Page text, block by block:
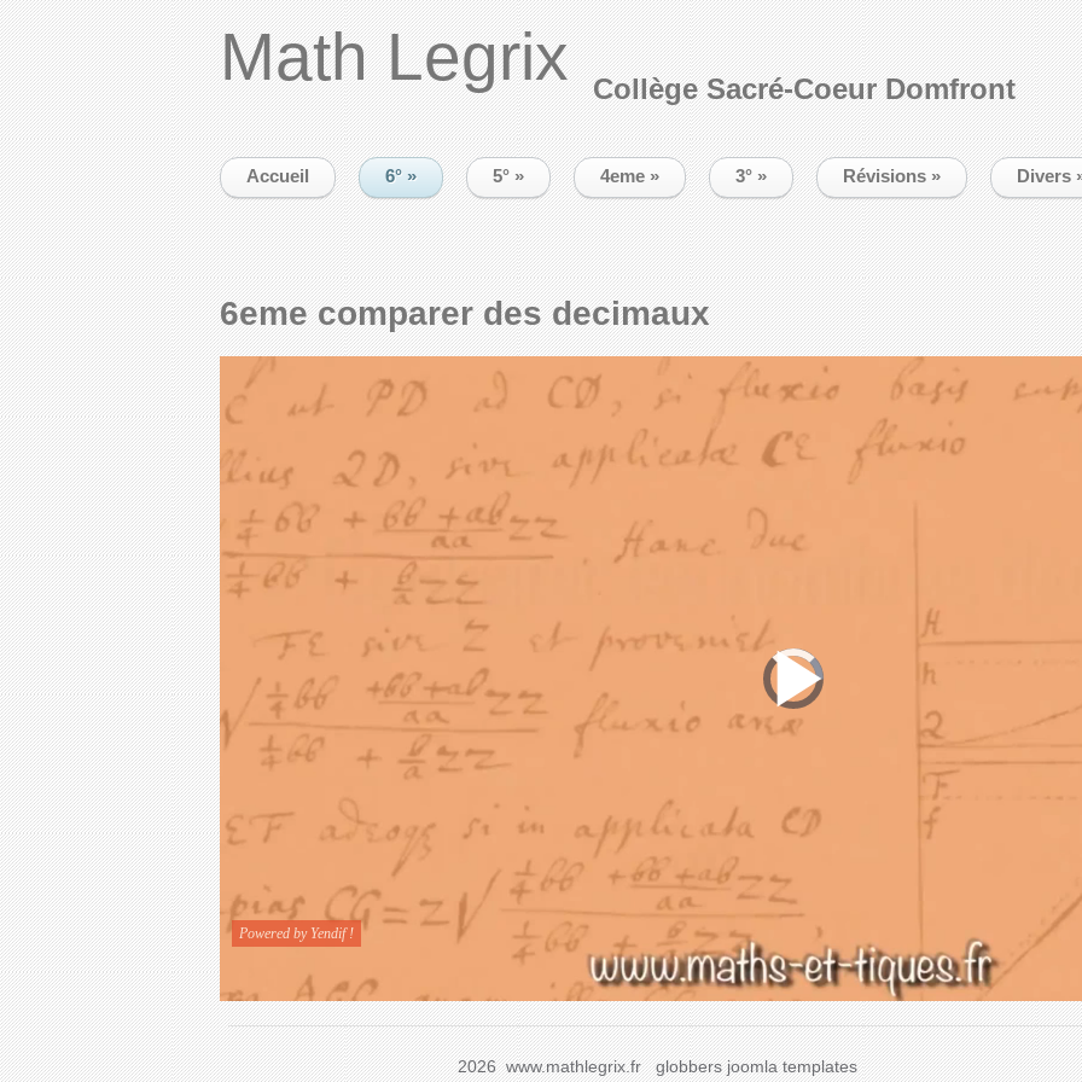
Math Legrix Collège Sacré-Coeur Domfront
Accueil 6° » 5° » 4eme » 3° » Révisions » Divers
6eme comparer des decimaux
2026 www.mathlegrix.frglobbers joomla templates